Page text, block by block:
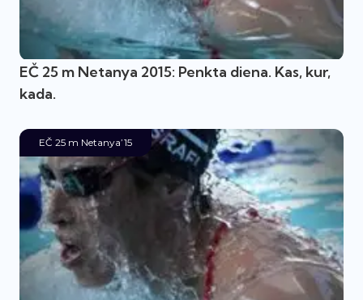
EČ 25 m Netanya 2015: Penkta diena. Kas, kur,
kada.
EČ 25 m Netanya’15